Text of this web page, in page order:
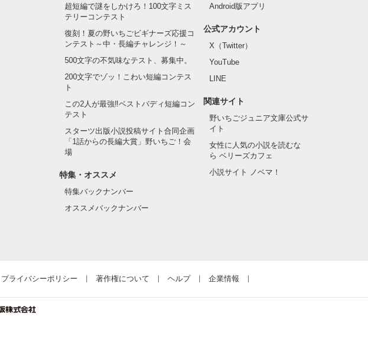
超短編で謎をしかけろ！100文字ミス
テリーコンテスト
復刻！夏の野いちごビギナーズ応援コ
ンテスト～中・長編チャレンジ！～
500文字の不気味なテスト、募集中。
200文字でゾッ！こわい短編コンテス
ト
この2人が最強‼ベストバディ短編コン
テスト
スターツ出版小説投稿サイト合同企画
「1話からの長編大賞」野いちご！会
場
特集・オススメ
特集バックナンバー
オススメバックナンバー
Android版アプリ
公式アカウント
X（Twitter）
YouTube
LINE
関連サイト
野いちごジュニア文庫公式サ
イト
女性に人気の小説を読むな
ら ベリーズカフェ
小説サイト ノベマ！
プライバシーポリシー 著作権について ヘルプ 企業情報